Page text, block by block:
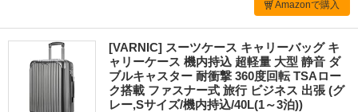
Amazonで購入
[VARNIC] スーツケース キャリーバッグ キ
ャリーケース 機内持込 超軽量 大型 静音 ダ
ブルキャスター 耐衝撃 360度回転 TSAロー
ク搭載 ファスナー式 旅行 ビジネス 出張 (グ
レー,Sサイズ/機内持込/40L(1～3泊))